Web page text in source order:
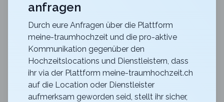
b_smart hotel Schönenwerd
Für ein zauberhaftes Hochzeitsfest
Zurück zur Suche
Restaurant Roter Platz
4.4
anfragen
Durch eure Anfragen über die Plattform
meine-traumhochzeit und die pro-aktive
Kommunikation gegenüber den
Hochzeitslocations und Dienstleistern, dass
ihr via der Plattform meine-traumhochzeit.ch
auf die Location oder Dienstleister
aufmerksam geworden seid, stellt ihr sicher,